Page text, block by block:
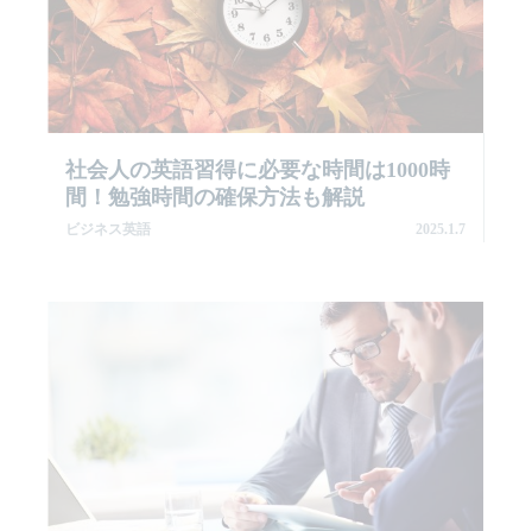
社会人の英語習得に必要な時間は1000時
間！勉強時間の確保方法も解説
ビジネス英語 2025.1.7